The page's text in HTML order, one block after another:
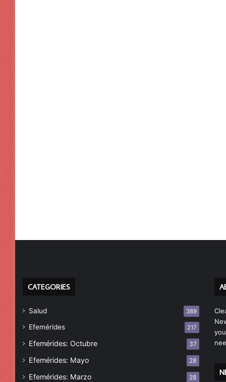
CATEGORIES
Salud 389
Efemérides 217
Efemérides: Octubre 37
Efemérides: Mayo 28
Efemérides: Marzo 28